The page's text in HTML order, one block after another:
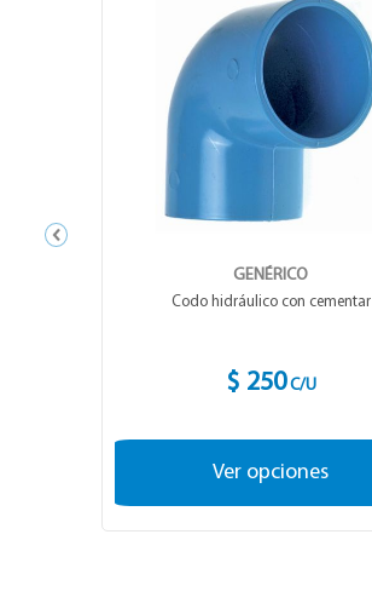
GENÉRICO
Codo hidráulico con cementar
$ 250 C/U
Ver opciones